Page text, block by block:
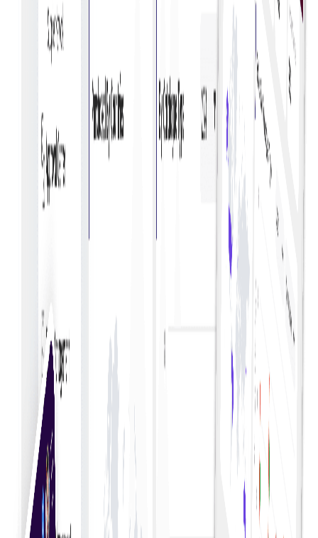
Analyseer uitgavengegevens om mogelijkheden voor
kostenbesparing te identificeren en de financiële
efficiëntie van afdelingen te verbeteren.
Bijhouden budget
De naleving van het budget bewaken en bijhouden
met realtime analyses om ervoor te zorgen dat de
financiële doelstellingen worden gehaald.
Onkostenrapportage
Genereer uitgebreide rapporten over uitgaven om
uitgaventrends te evalueren en financiële prestaties
te beheren.
Visualisatie van gegevens
Gebruik visuele dashboards en grafieken om
complexe uitgavengegevens en trends eenvoudig te
interpreteren.